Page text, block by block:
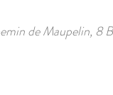
de Maupelin,